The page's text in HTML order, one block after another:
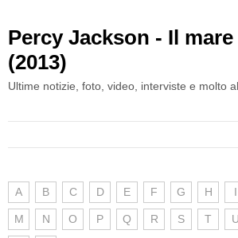
Percy Jackson - Il
(2013)
Ultime notizie, foto, video, interviste e molto
A B C D E F G H I
M N O P Q R S T U